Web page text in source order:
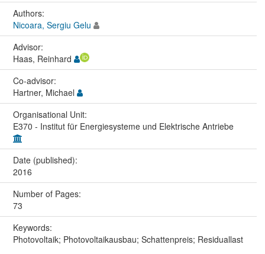
Authors:
Nicoara, Sergiu Gelu
Advisor:
Haas, Reinhard
Co-advisor:
Hartner, Michael
Organisational Unit:
E370 - Institut für Energiesysteme und Elektrische Antriebe
Date (published):
2016
Number of Pages:
73
Keywords:
Photovoltaik; Photovoltaikausbau; Schattenpreis; Residuallast